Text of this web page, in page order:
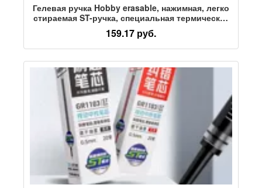
Гелевая ручка Hobby erasable, нажимная, легко
стираемая ST-ручка, специальная термическая
ручка для учащихся третьего класса начальной
школы
159.17 руб.